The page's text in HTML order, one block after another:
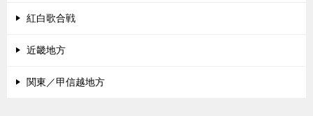
紅白歌合戦
近畿地方
関東／甲信越地方